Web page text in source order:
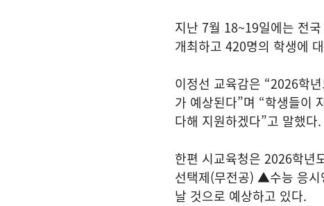
지난 7월 18~19일에는 전
개최하고 420명의 학생에
이정선 교육감은 “2026학
가 예상된다”며 “학생들이
다해 지원하겠다”고 말했다.
한편 시교육청은 2026학
선택제(무전공) ▲수능 응시
날 것으로 예상하고 있다.